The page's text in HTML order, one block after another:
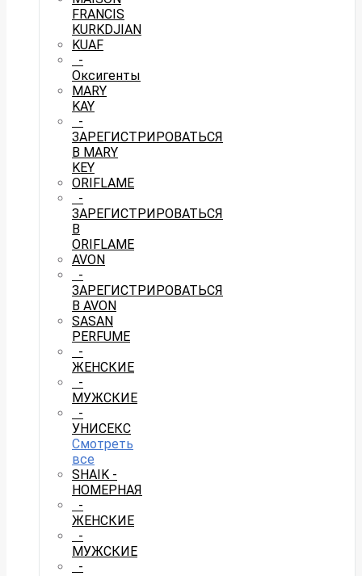
FRANCIS
KURKDJIAN
KUAF
-
Оксигенты
MARY
KAY
-
ЗАРЕГИСТРИРОВАТЬСЯ
В MARY
KEY
ORIFLAME
-
ЗАРЕГИСТРИРОВАТЬСЯ
В
ORIFLAME
AVON
-
ЗАРЕГИСТРИРОВАТЬСЯ
В AVON
SASAN
PERFUME
-
ЖЕНСКИЕ
-
МУЖСКИЕ
-
УНИСЕКС
Смотреть
все
SHAIK -
НОМЕРНАЯ
-
ЖЕНСКИЕ
-
МУЖСКИЕ
-